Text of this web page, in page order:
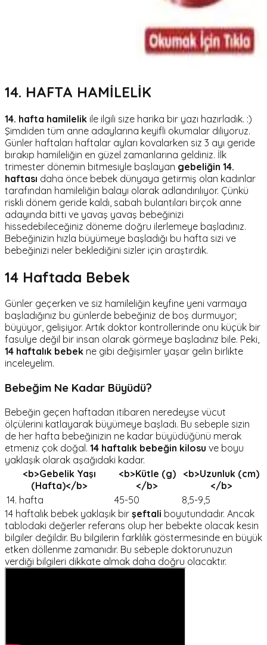
14. HAFTA HAMİLELİK
14. hafta hamilelik ile ilgili size harika bir yazı hazırladık. :)
Şimdiden tüm anne adaylarına keyifli okumalar diliyoruz.
Günler haftaları haftalar ayları kovalarken siz 3 ayı geride
bırakıp hamileliğin en güzel zamanlarına geldiniz. İlk
trimester dönemin bitmesiyle başlayan gebeliğin 14.
haftası daha önce bebek dünyaya getirmiş olan kadınlar
tarafından hamileliğin balayı olarak adlandırılıyor. Çünkü
riskli dönem geride kaldı, sabah bulantıları birçok anne
adayında bitti ve yavaş yavaş bebeğinizi
hissedebileceğiniz döneme doğru ilerlemeye başladınız.
Bebeğinizin hızla büyümeye başladığı bu hafta sizi ve
bebeğinizi neler beklediğini sizler için araştırdık.
14 Haftada Bebek
Günler geçerken ve siz hamileliğin keyfine yeni varmaya
başladığınız bu günlerde bebeğiniz de boş durmuyor;
büyüyor, gelişiyor. Artık doktor kontrollerinde onu küçük bir
fasulye değil bir insan olarak görmeye başladınız bile. Peki,
14 haftalık bebek ne gibi değişimler yaşar gelin birlikte
inceleyelim.
Bebeğim Ne Kadar Büyüdü?
Bebeğin geçen haftadan itibaren neredeyse vücut
ölçülerini katlayarak büyümeye başladı. Bu sebeple sizin
de her hafta bebeğinizin ne kadar büyüdüğünü merak
etmeniz çok doğal. 14 haftalık bebeğin kilosu ve boyu
yaklaşık olarak aşağıdaki kadar.
<b>Gebelik Yaşı
(Hafta)</b>
<b>Kütle (g)
</b>
<b>Uzunluk (cm)
</b>
14. hafta
45-50
8,5-9,5
14 haftalık bebek yaklaşık bir şeftali boyutundadır. Ancak
tablodaki değerler referans olup her bebekte olacak kesin
bilgiler değildir. Bu bilgilerin farklılık göstermesinde en büyük
etken döllenme zamanıdır. Bu sebeple doktorunuzun
verdiği bilgileri dikkate almak daha doğru olacaktır.